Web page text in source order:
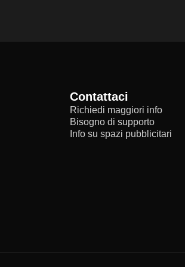
Contattaci
Richiedi maggiori info
Bisogno di supporto
Info su spazi pubblicitari